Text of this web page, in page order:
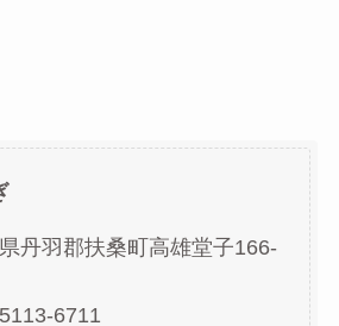
丹羽郡扶桑町高雄堂子166-
6711